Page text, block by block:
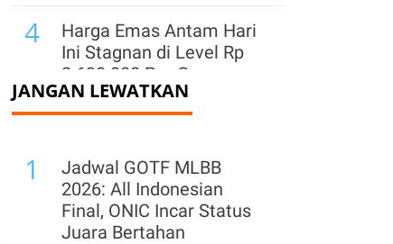
4
Harga Emas Antam Hari
Ini Stagnan di Level Rp
2.690.000 Per Gram
pada Minggu (9/8)
Dolar ke INCO, INKP,
CUAN, dan INDY: Cek
Rekomendasi Sahamnya
JANGAN LEWATKAN
1
Jadwal GOTF MLBB
2026: All Indonesian
Final, ONIC Incar Status
Juara Bertahan